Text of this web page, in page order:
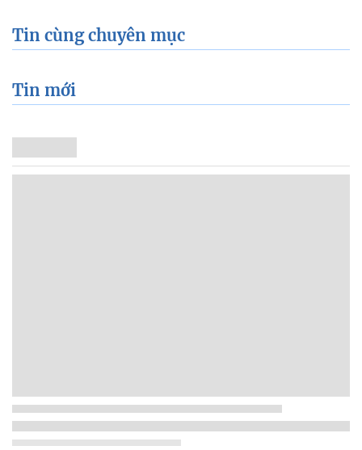
Tin cùng chuyên mục
Tin mới